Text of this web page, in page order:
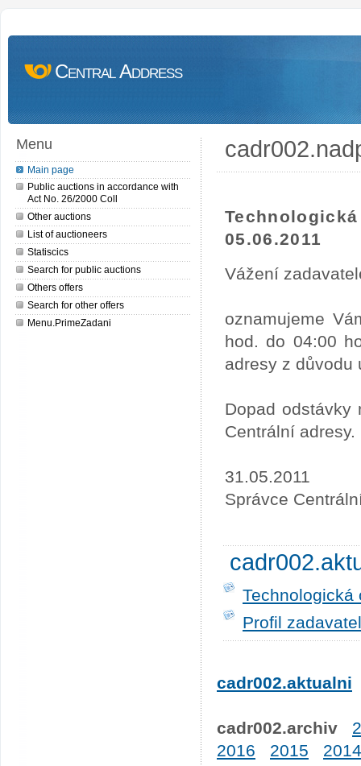
Central Address
Menu
Main page
Public auctions in accordance with
Act No. 26/2000 Coll
Other auctions
List of auctioneers
Statiscics
Search for public auctions
Others offers
Search for other offers
Menu.PrimeZadani
05.06.2011
Vážení
oznamujeme
hod. do 04:00
adresy z důvodu
Dopad odstávky
Centrální adresy.
31.05.2011
Správce
Technologická
Profil
cadr002.aktualni
cadr002.archiv
2016
2015 2014